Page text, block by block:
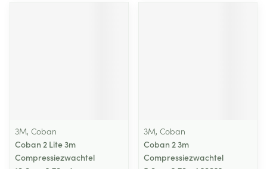
3M, Coban
Coban 2 Lite 3m
Compressiezwachtel
3M, Coban
Coban 2 3m
Compressiezwachtel